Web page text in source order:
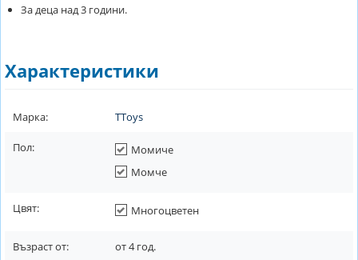
За деца над 3 години.
Характеристики
Марка: TToys
Пол:
Момиче
Момче
Цвят: Многоцветен
Възраст от: от4год.